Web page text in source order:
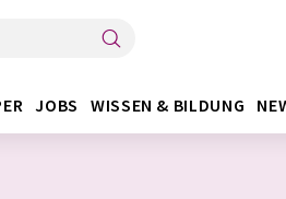
JOBS WISSEN & BILDUNG